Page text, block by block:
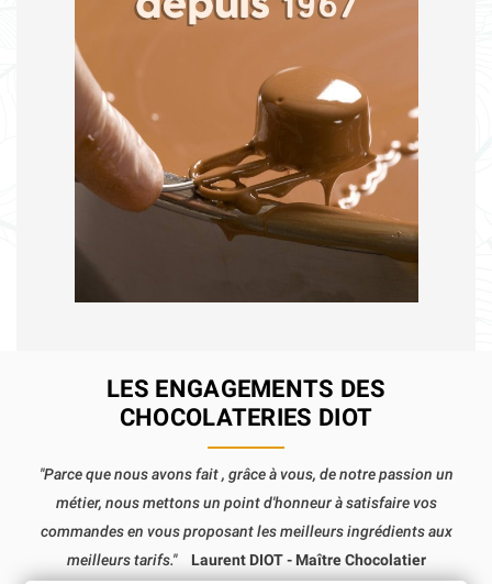
LES ENGAGEMENTS DES
CHOCOLATERIES DIOT
"Parce que nous avons fait , grâce à vous, de notre passion un
métier, nous mettons un point d'honneur à satisfaire vos
commandes en vous proposant les meilleurs ingrédients aux
meilleurs tarifs."
Laurent DIOT - Maître Chocolatier